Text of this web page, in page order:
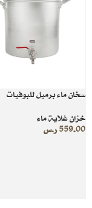
سخان ماء برميل للبوفيات
خزان غلاية ماء
559.00ر.س